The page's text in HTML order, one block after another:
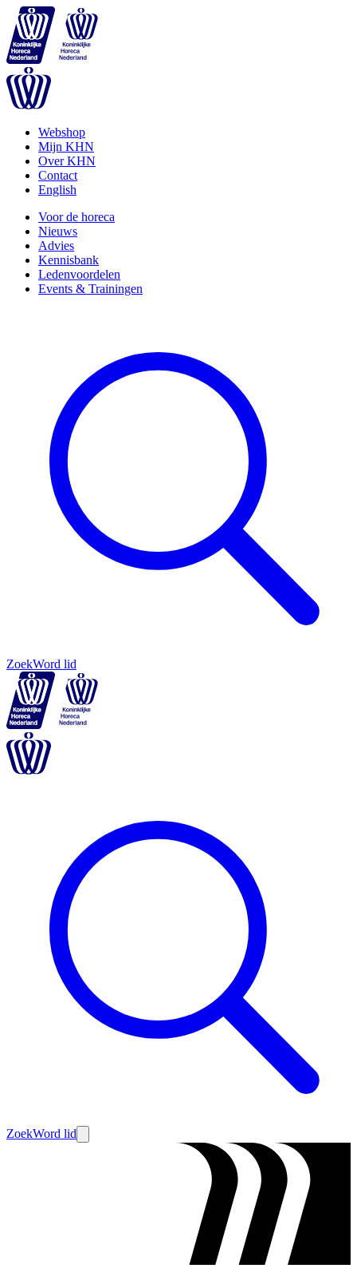
Webshop
Mijn KHN
Over KHN
Contact
English
Voor de horeca
Nieuws
Advies
Kennisbank
Ledenvoordelen
Events & Trainingen
ZoekWord lid
ZoekWord lid